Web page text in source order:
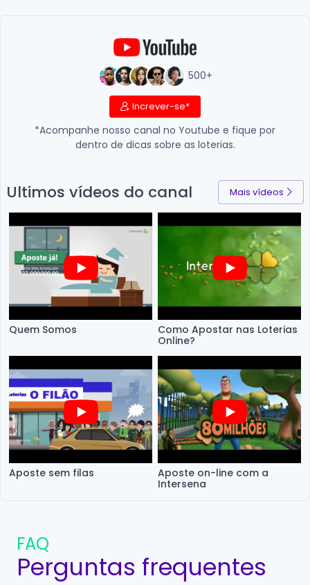
500+
Increver-se*
*Acompanhe nosso canal no Youtube e fique por
dentro de dicas sobre as loterias.
Ultimos vídeos do canal Mais vídeos
Quem Somos
Como Apostar nas Loterias
Online?
Aposte sem filas
Aposte on-line com a
Intersena
FAQ
Perguntas frequentes